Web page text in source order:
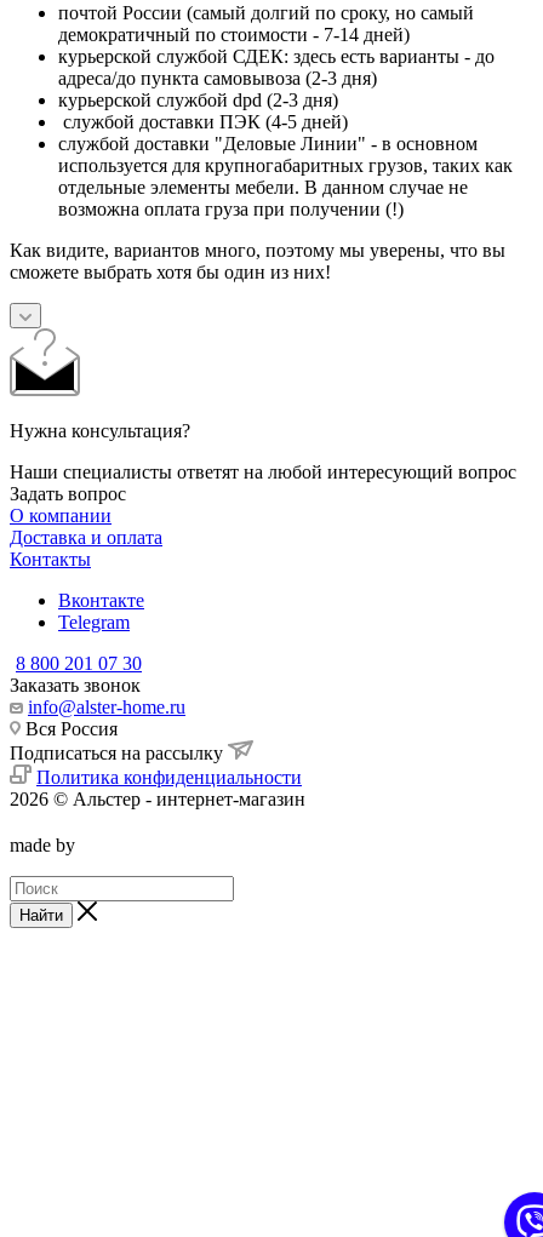
почтой России (самый долгий по сроку, но самый
демократичный по стоимости - 7-14 дней)
курьерской службой СДЕК: здесь есть варианты - до
адреса/до пункта самовывоза (2-3 дня)
курьерской службой dpd (2-3 дня)
службой доставки ПЭК (4-5 дней)
службой доставки "Деловые Линии" - в основном
используется для крупногабаритных грузов, таких как
отдельные элементы мебели. В данном случае не
возможна оплата груза при получении (!)
Как видите, вариантов много, поэтому мы уверены, что вы
сможете выбрать хотя бы один из них!
Нужна консультация?
Наши специалисты ответят на любой интересующий вопрос
Задать вопрос
О компании
Доставка и оплата
Контакты
Вконтакте
Telegram
8 800 201 07 30
Заказать звонок
info@alster-home.ru
Вся Россия
Подписаться на рассылку
Политика конфиденциальности
2026 © Альстер - интернет-магазин
made by
Найти